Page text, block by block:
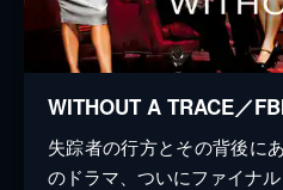
失踪者の行方とその背後に
のドラマ、ついにファイナル